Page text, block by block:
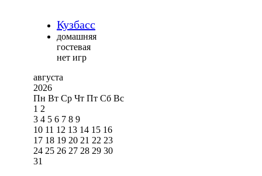
Кузбасс
домашняя
гостевая
нет игр
августа
2026
Пн Вт Ср Чт Пт Сб Вс
1 2
3 4 5 6 7 8 9
10 11 12 13 14 15 16
17 18 19 20 21 22 23
24 25 26 27 28 29 30
31